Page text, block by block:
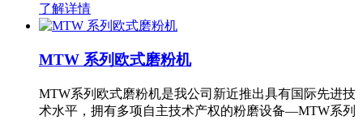
了解详情
MTW 系列欧式磨粉机
MTW系列欧式磨粉机是我公司新近推出具有国际先进技
术水平，拥有多项自主技术产权的粉磨设备—MTW系列